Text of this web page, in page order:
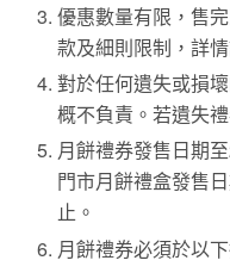
優惠數量有限，售
款及細則限制，詳
對於任何遺失或損
概不負責。若遺失
月餅禮券發售日期
門市月餅禮盒發售
止。
月餅禮券必須於以